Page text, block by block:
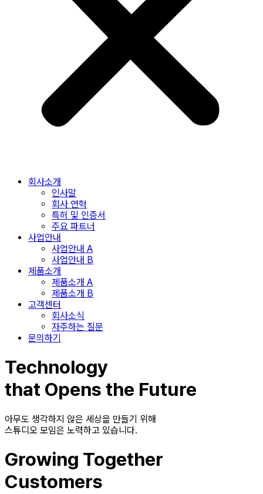
회사소개
인사말
회사 연혁
특허 및 인증서
주요 파트너
사업안내
사업안내 A
사업안내 B
제품소개
제품소개 A
제품소개 B
고객센터
회사소식
자주하는 질문
문의하기
Technology
that Opens the Future
아무도 생각하지 않은 세상을 만들기 위해
스튜디오 모임은 노력하고 있습니다.
Growing Together
Customers